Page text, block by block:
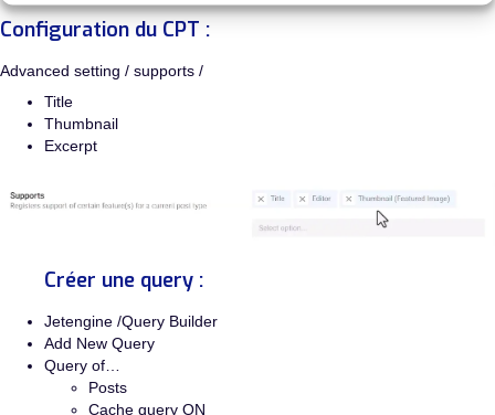
Configuration du CPT :
Advanced setting / supports /
Title
Thumbnail
Excerpt
Créer une query :
Jetengine /Query Builder
Add New Query
Query of…
Posts
Cache query ON